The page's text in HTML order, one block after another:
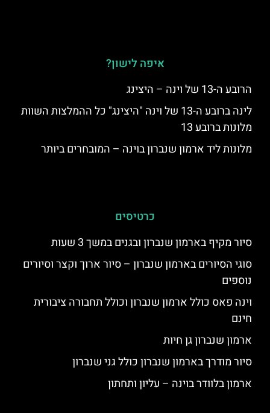
איפה לישון?
הרובע ה-13 של וינה – היצינג
לינה ברובע ה-13 של וינה "היצינג" כל ההמלצות השוות
מלונות ברובע 13
מלונות ליד ארמון שנברון בוינה – המובחרים ביותר
כרטיסים
סיור מקיף בארמון שנברון ובגנים במשך 3 שעות
סוגי הסיורים בארמון שנברון – סיור ארוך וקצר וסיורים
נוספים
וינה פאס כולל ארמון שנברון וכולל תחבורה ציבורית
חינם
ארמון שנברון גן חיות
סיור מודרך בארמון שנברון כולל גני שנברון
ארמון בלוודר בוינה – עליון ותחתון